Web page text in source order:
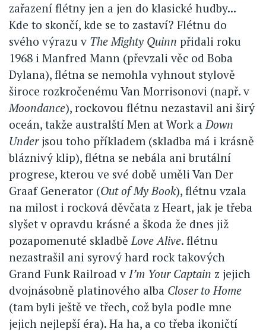
zařazení flétny jen a jen do klasické hudby...
Kde to skončí, kde se to zastaví? Flétnu do
svého výrazu v The Mighty Quinn přidali roku
1968 i Manfred Mann (převzali věc od Boba
Dylana), flétna se nemohla vyhnout stylově
široce rozkročenému Van Morrisonovi (např. v
Moondance), rockovou flétnu nezastavil ani širý
oceán, takže australští Men at Work aDown
Underjsou toho příkladem (skladba má i krásně
bláznivý klip), flétna se nebála ani brutální
progrese, kterou ve své době uměli Van Der
Graaf Generator (Out of My Book), flétnu vzala
na milost i rocková děvčata z Heart, jak je třeba
slyšet v opravdu krásné a škoda že dnes již
pozapomenuté skladběLove Alive. flétnu
nezastrašil ani syrový hard rock takových
Grand Funk Railroad v I’m Your Captain z jejich
dvojnásobně platinového alba Closer to Home
(tam byli ještě ve třech, což byla podle mne
jejich nejlepší éra). Ha ha, a co třeba ikoničtí